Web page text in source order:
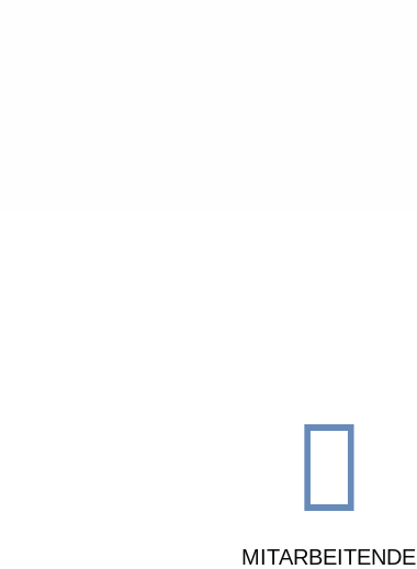
MITARBEITENDE